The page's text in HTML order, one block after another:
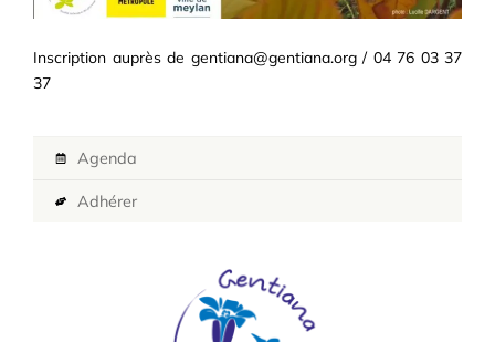
Inscription auprès de gentiana@gentiana.org / 04 76 03 37
37
Agenda
Adhérer